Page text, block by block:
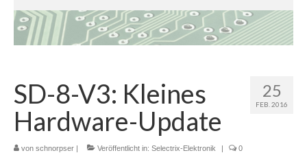
Selectrix
Selectrix System
Selectrix Marktübersicht
Selectrix und RJ45-Netzwerkkabel
25
FEB. 2016
SD-8-V3: Kleines
Hardware-Update
von schnorpser | Veröffentlicht in: Selectrix-Elektronik | 0